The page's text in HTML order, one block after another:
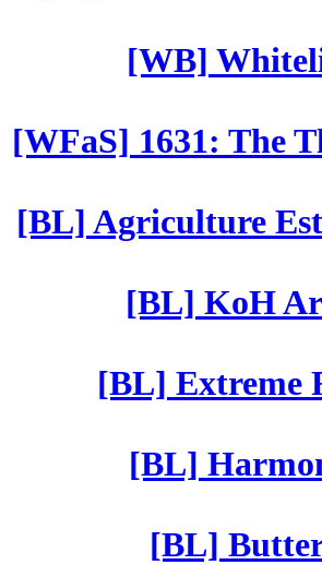
[WB]
[WFaS] 1631: The
[BL] Agriculture
[BL] KoH
[BL] Extreme
[BL]
[BL]